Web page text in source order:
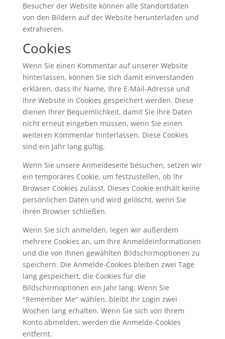
Besucher der Website können alle Standortdaten
von den Bildern auf der Website herunterladen und
extrahieren.
Cookies
Wenn Sie einen Kommentar auf unserer Website
hinterlassen, können Sie sich damit einverstanden
erklären, dass Ihr Name, Ihre E-Mail-Adresse und
Ihre Website in Cookies gespeichert werden. Diese
dienen Ihrer Bequemlichkeit, damit Sie Ihre Daten
nicht erneut eingeben müssen, wenn Sie einen
weiteren Kommentar hinterlassen. Diese Cookies
sind ein Jahr lang gültig.
Wenn Sie unsere Anmeldeseite besuchen, setzen wir
ein temporäres Cookie, um festzustellen, ob Ihr
Browser Cookies zulässt. Dieses Cookie enthält keine
persönlichen Daten und wird gelöscht, wenn Sie
Ihren Browser schließen.
Wenn Sie sich anmelden, legen wir außerdem
mehrere Cookies an, um Ihre Anmeldeinformationen
und die von Ihnen gewählten Bildschirmoptionen zu
speichern. Die Anmelde-Cookies bleiben zwei Tage
lang gespeichert, die Cookies für die
Bildschirmoptionen ein Jahr lang. Wenn Sie
"Remember Me" wählen, bleibt Ihr Login zwei
Wochen lang erhalten. Wenn Sie sich von Ihrem
Konto abmelden, werden die Anmelde-Cookies
entfernt.